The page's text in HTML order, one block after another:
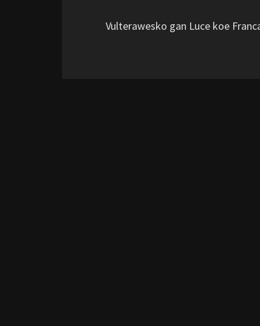
Vulterawesko gan Luce koe